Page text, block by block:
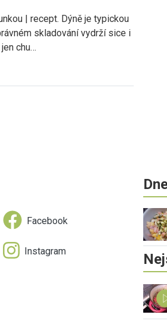
| recept. Dýně je typickou
skladování vydrží sice i
chu…
Facebook
Instagram